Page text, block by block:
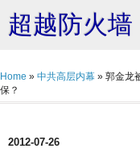
超越防火墙
Home » 中共高层内幕 » 郭金龙
保？
2012-07-26